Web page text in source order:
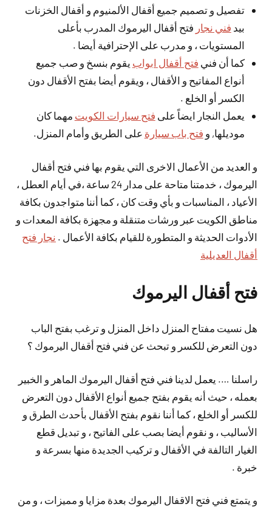
تفصيل و تصميم جميع أقفال الألمنيوم و أقفال الخزنات
بيد فني نجار فتح أقفال اليرموك المدرب بأعلى
المستويات ، و مدرب على الإحترافية أيضا .
كما أن فني فتح أقفال ابواب يقوم بنسخ و صب جميع
أنواع المفاتيح و الأقفال ، ويقوم أيضا بفتح الأقفال دون
الكسر أو الخلع .
يعمل النجار ايضاً على فتح سيارات الكويت مهما كان
موديلها, و فتح باب سيارة على الطريق وأمام المنزل.
و العديد من الأعمال الاخرى التي يقوم بها فني فتح أقفال
اليرموك ، خدمتنا متاحة على مدار 24 ساعة ،في أيام العطل ،
الأعياد ، المناسبات و بأي وقت كان ، كما أننا متواجدون بكافة
مناطق الكويت عبر ورشات متنقلة و مجهزة بكافة المعدات و
الأدوات الحديثة و المتطورة للقيام بكافة الأعمال . نجار فتح
أقفال العديلية
فتح أقفال اليرموك
هل نسيت مفتاح المنزل داخل المنزل و ترغب بفتح الباب
دون التعرض للكسر و تبحث عن فني فتح أقفال اليرموك ؟
راسلنا …. يعمل لدينا فني فتح أقفال اليرموك الماهر و الخبير
بعمله ، حيث أنه يقوم بفتح جميع أنواع الأقفال دون التعرض
للكسر أو الخلع ، كما أننا نقوم بفتح الأقفال بأحدث الطرق و
الأساليب ، و نقوم أيضا بصب على الفاتيح ، و تبديل قطع
الغيار التالفة في الأقفال و تركيب الجديدة منها بسرعة و
خبرة .
و يتمتع فني فتح الاقفال اليرموك بعدة مزايا و مميزات ، و من